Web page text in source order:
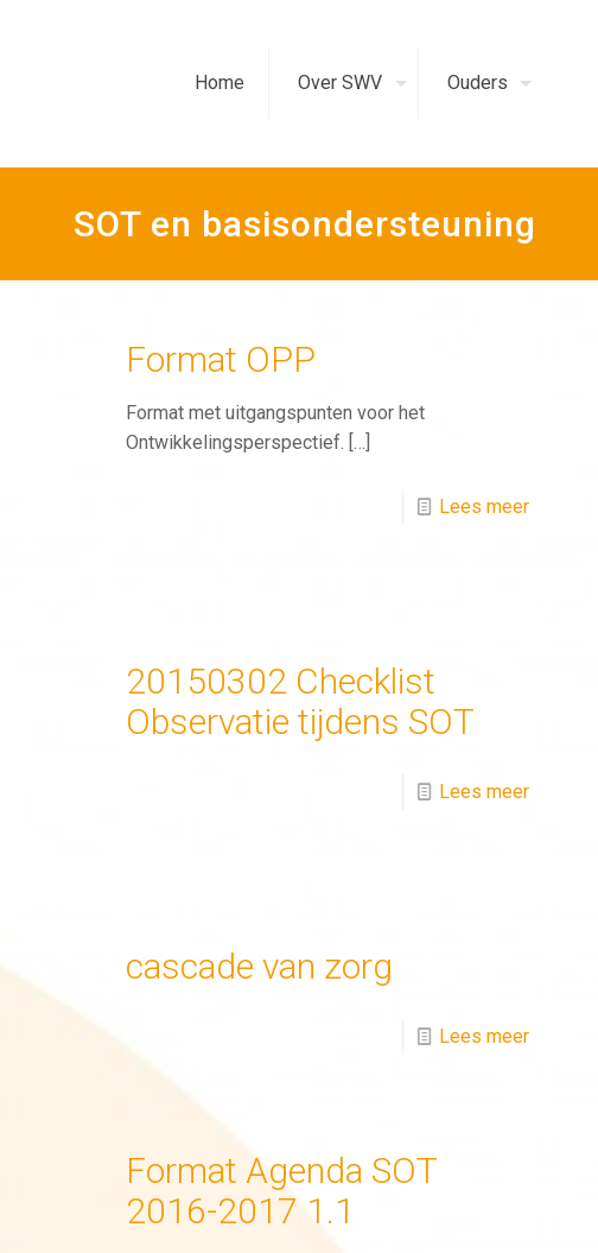
Home Over SWV Ouders
SOT en basisondersteuning
Format OPP
Format met uitgangspunten voor het
Ontwikkelingsperspectief. […]
Lees meer
20150302 Checklist
Observatie tijdens SOT
Lees meer
cascade van zorg
Lees meer
Format Agenda SOT
2016-2017 1.1